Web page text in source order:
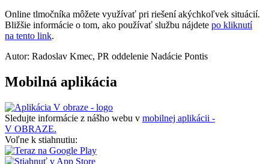
Online tlmočníka môžete využívať pri riešení akýchkoľvek situácií.
Bližšie informácie o tom, ako používať službu nájdete po kliknutí
na tento link.
Autor: Radoslav Kmec, PR oddelenie Nadácie Pontis
Mobilná aplikácia
Sledujte informácie z nášho webu v mobilnej aplikácii -
V OBRAZE.
Voľne k stiahnutiu: